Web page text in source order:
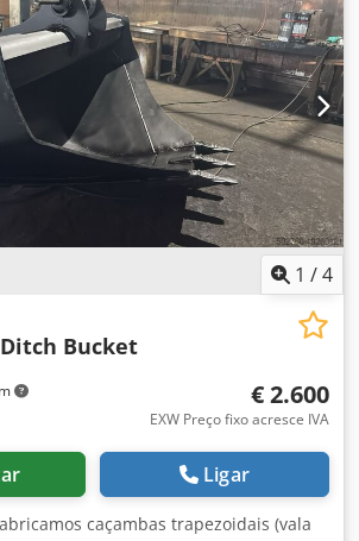
1 /4
Ditch Bucket
€ 2.600
EXW Preço fixo acresce IVA
Ligar
caçambas trapezoidais (vala